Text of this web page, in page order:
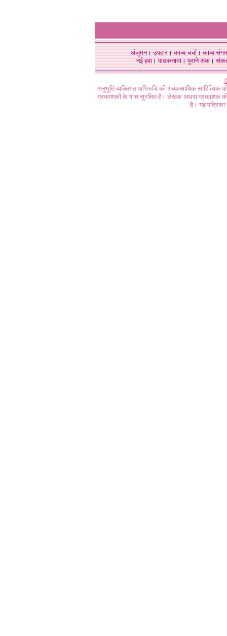
अंजुमन।उपहार।काव्य चर्चा।काव्य संगम
नई हवा। पाठकनामा। पुराने अंक।
अनुभूति व्यक्तिगत अभिरुचि की अव्यवसायिक
प्रकाशकों के पास सुरक्षित हैं। लेखक अथवा प्रकाशक की
है। यह पत्रिका